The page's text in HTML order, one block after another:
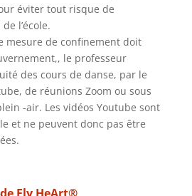
éviter tout risque de
l’école.
mesure de confinement doit
le professeur
des cours de danse, par le
de réunions Zoom ou sous
-air. Les vidéos Youtube sont
et ne peuvent donc pas être